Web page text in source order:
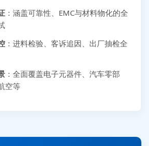
：涵盖可靠性、EMC与材料物化的全
：进料检验、客诉追因、出厂抽检全
：全面覆盖电子元器件、汽车零部
空等